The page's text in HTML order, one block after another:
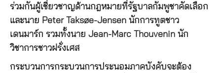
ร่วมกันผู้เชี่ยวชาญด้านกฎหมายที่รัฐบาลกัมพูชาคัดเลือก
และนาย Peter Taksøe-Jensen นักการทูตชาว
เดนมาร์ก รวมทั้งนาย Jean-Marc Thouvenin นัก
วิชาการชาวฝรั่งเศส
กระบวนการกระบวนการประนอมภาคบังคับจะต้อง